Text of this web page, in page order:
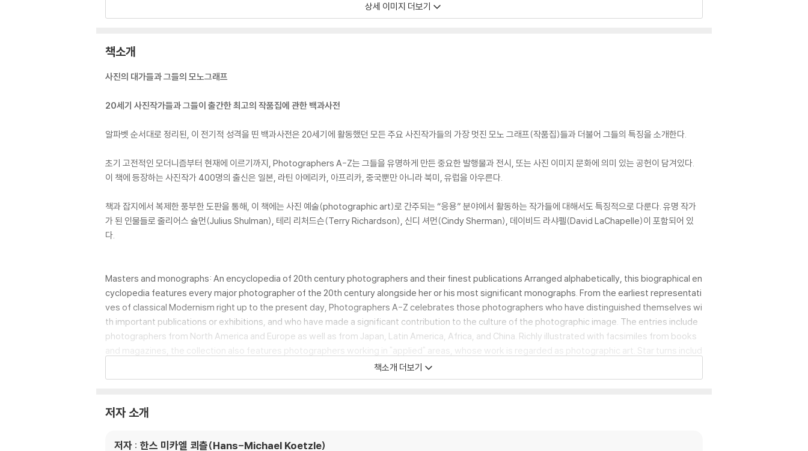
상세 이미지 더보기
책소개
사진의 대가들과 그들의 모노그래프
20세기 사진작가들과 그들이 출간한 최고의 작품집에 관한 백과사전
알파벳 순서대로 정리된, 이 전기적 성격을 띤 백과사전은 20세기에 활동했던 모든 주요 사진작가들의 가장 멋진 모노 그래프(작품집)들과 더불어 그들의 특징을 소개한다.
초기 고전적인 모더니즘부터 현재에 이르기까지, Photographers A-Z는 그들을 유명하게 만든 중요한 발행물과 전시, 또는 사진 이미지 문화에 의미 있는 공헌이 담겨있다.
이 책에 등장하는 사진작가 400명의 출신은 일본, 라틴 아메리카, 아프리카, 중국뿐만 아니라 북미, 유럽을 아우른다.
책과 잡지에서 복제한 풍부한 도판을 통해, 이 책에는 사진 예술(photographic art)로 간주되는 “응용” 분야에서 활동하는 작가들에 대해서도 특징적으로 다룬다. 유명 작가
가 된 인물들로 줄리어스 슐먼(Julius Shulman), 테리 리처드슨(Terry Richardson), 신디 셔먼(Cindy Sherman), 데이비드 라샤펠(David LaChapelle)이 포함되어 있
다.
Masters and monographs: An encyclopedia of 20th century photographers and their finest publications Arranged alphabetically, this biographical en
cyclopedia features every major photographer of the 20th century alongside her or his most significant monographs. From the earliest representati
ves of classical Modernism right up to the present day, Photographers A-Z celebrates those photographers who have distinguished themselves wi
th important publications or exhibitions, and who have made a significant contribution to the culture of the photographic image. The entries include
photographers from North America and Europe as well as from Japan, Latin America, Africa, and China. Richly illustrated with facsimiles from books
and magazines, the collection also features photographers working in "applied" areas, whose work is regarded as photographic art. Star turns includ
e Julius Shulman, Terry Richardson, Cindy Sherman, and David LaChapelle.
책소개 더보기
저자 소개
저자 : 한스 미카엘 쾨츨(Hans-Michael Koetzle)